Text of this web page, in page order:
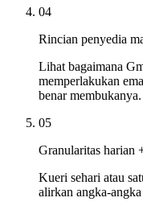
04
Rincian penyedia
Lihat bagaimana
memperlakukan
benar membukanya.
05
Granularitas harian
Kueri sehari atau
alirkan angka-